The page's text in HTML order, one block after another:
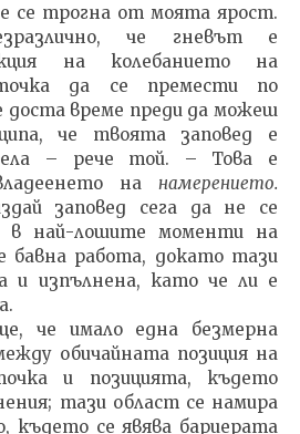
се трогна от моята ярост.
че гневът е
на колеба­нието на
да се премести по
доста време преди да можеш
че твоята заповед е
– рече той. – Това е
на намере­нието.
заповед сега да не се
в най-лошите моменти на
бавна работа, докато тази
и изпълнена, като че ли е
че имало една безмерна
обичайната позиция на
и позицията, където
тази област се намира
където се явява ба­риерата